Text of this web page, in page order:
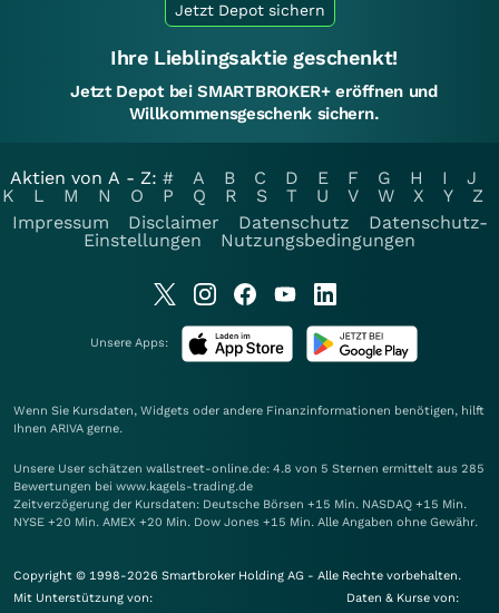
Jetzt Depot sichern
Ihre Lieblingsaktie geschenkt!
Jetzt Depot bei SMARTBROKER+ eröffnen und
Willkommensgeschenk sichern.
Aktien von A - Z: # A B C D E F G H I
J
K
L M N O P Q R S T U V W X Y
Z
Impressum
Disclaimer Datenschutz
Datenschutz-
Einstellungen
Nutzungsbedingungen
Unsere Apps:
Wenn Sie Kursdaten, Widgets oder andere Finanzinformationen benötigen, hilft
Ihnen ARIVA gerne.
Unsere User schätzen wallstreet-online.de: 4.8 von 5 Sternen ermittelt aus 285
Bewertungen bei www.kagels-trading.de
Zeitverzögerung der Kursdaten: Deutsche Börsen +15 Min. NASDAQ +15 Min.
NYSE +20 Min. AMEX +20 Min. Dow Jones +15 Min. Alle Angaben ohne Gewähr.
Copyright © 1998-2026 Smartbroker Holding AG - Alle Rechte vorbehalten.
Mit Unterstützung von:
Daten & Kurse von: